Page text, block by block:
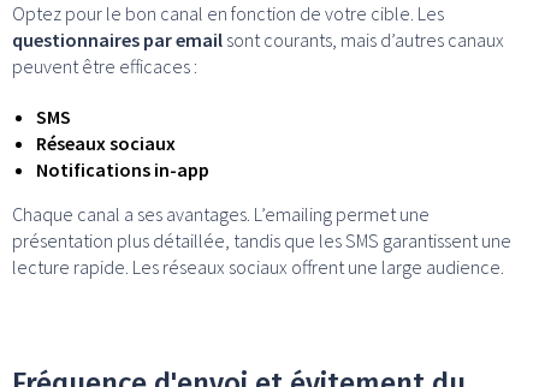
Optez pour le bon canal en fonction de votre cible. Les
questionnaires par email sont courants, mais d’autres canaux
peuvent être efficaces :
SMS
Réseaux sociaux
Notifications in-app
Chaque canal a ses avantages. L’emailing permet une
présentation plus détaillée, tandis que les SMS garantissent une
lecture rapide. Les réseaux sociaux offrent une large audience.